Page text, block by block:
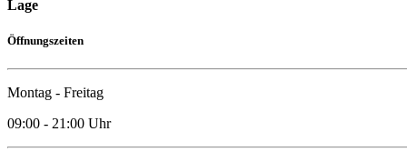
Lage
Öffnungszeiten
Montag - Freitag
09:00 - 21:00 Uhr